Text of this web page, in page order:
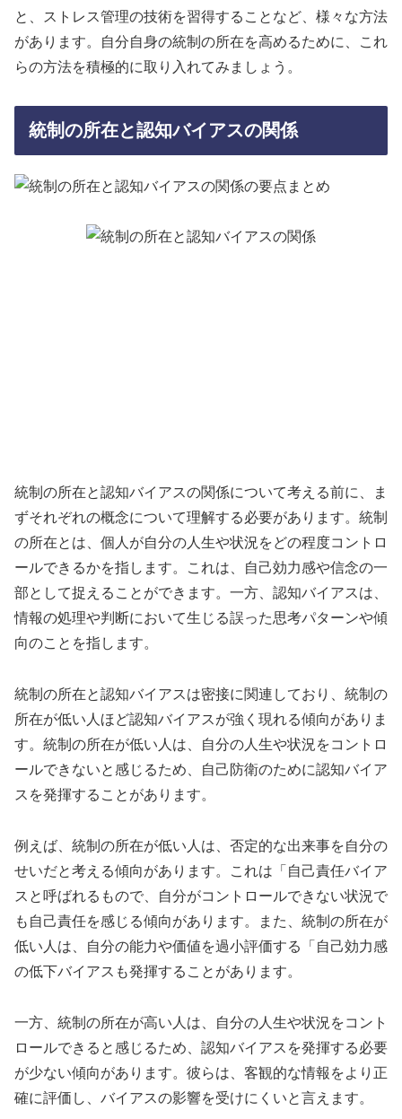
と、ストレス管理の技術を習得することなど、様々な方法
があります。自分自身の統制の所在を高めるために、これ
らの方法を積極的に取り入れてみましょう。
統制の所在と認知バイアスの関係
統制の所在と認知バイアスの関係について考える前に、ま
ずそれぞれの概念について理解する必要があります。統制
の所在とは、個人が自分の人生や状況をどの程度コントロ
ールできるかを指します。これは、自己効力感や信念の一
部として捉えることができます。一方、認知バイアスは、
情報の処理や判断において生じる誤った思考パターンや傾
向のことを指します。
統制の所在と認知バイアスは密接に関連しており、統制の
所在が低い人ほど認知バイアスが強く現れる傾向がありま
す。統制の所在が低い人は、自分の人生や状況をコントロ
ールできないと感じるため、自己防衛のために認知バイア
スを発揮することがあります。
例えば、統制の所在が低い人は、否定的な出来事を自分の
せいだと考える傾向があります。これは「自己責任バイア
スと呼ばれるもので、自分がコントロールできない状況で
も自己責任を感じる傾向があります。また、統制の所在が
低い人は、自分の能力や価値を過小評価する「自己効力感
の低下バイアスも発揮することがあります。
一方、統制の所在が高い人は、自分の人生や状況をコント
ロールできると感じるため、認知バイアスを発揮する必要
が少ない傾向があります。彼らは、客観的な情報をより正
確に評価し、バイアスの影響を受けにくいと言えます。